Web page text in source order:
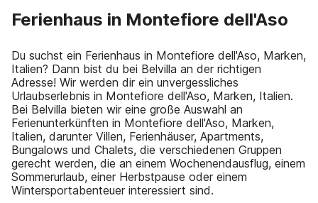
Ferienhaus in Montefiore dell'Aso
Du suchst ein Ferienhaus in Montefiore dell'Aso, Marken,
Italien? Dann bist du bei Belvilla an der richtigen
Adresse! Wir werden dir ein unvergessliches
Urlaubserlebnis in Montefiore dell'Aso, Marken, Italien.
Bei Belvilla bieten wir eine große Auswahl an
Ferienunterkünften in Montefiore dell'Aso, Marken,
Italien, darunter Villen, Ferienhäuser, Apartments,
Bungalows und Chalets, die verschiedenen Gruppen
gerecht werden, die an einem Wochenendausflug, einem
Sommerurlaub, einer Herbstpause oder einem
Wintersportabenteuer interessiert sind.